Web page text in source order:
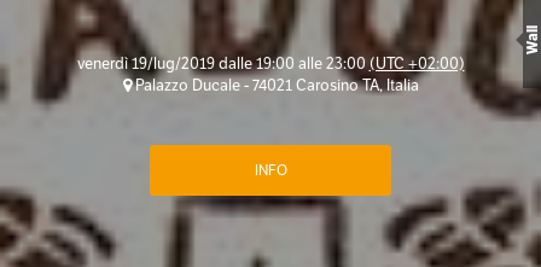
venerdì 19/lug/2019 dalle 19:00 alle 23:00 (UTC +02:00)
Palazzo Ducale - 74021 Carosino TA, Italia
INFO
Wall